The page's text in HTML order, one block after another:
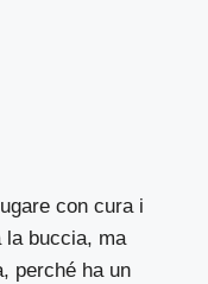
con cura i
la buccia, ma
perché ha un